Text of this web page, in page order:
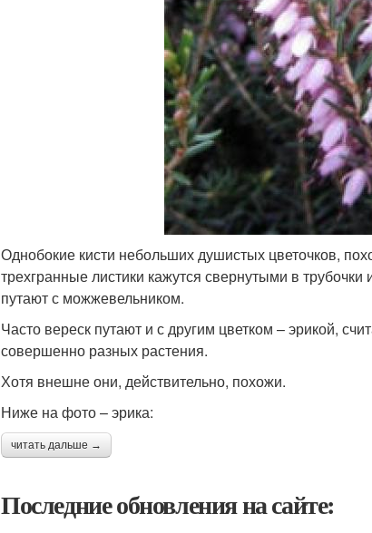
Однобокие кисти небольших душистых цветочков,
трехгранные листики кажутся свернутыми в
путают с можжевельником.
Часто вереск путают и с другим цветком – эрикой,
совершенно разных растения.
Хотя внешне они, действительно, похожи.
Ниже на фото – эрика:
читать дальше →
Последние обновления на сайте: